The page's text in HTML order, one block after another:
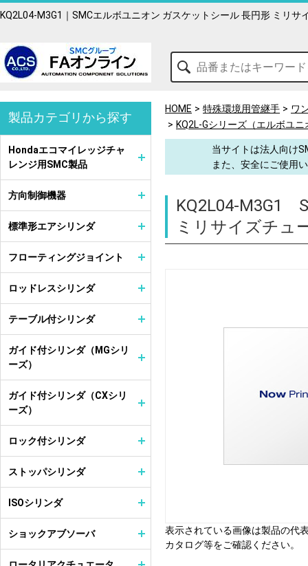
KQ2L04-M3G1｜SMCエルボユニオン ガスケットシール 長円形 ミリ
HOME 特殊環境用管継手
ワ
KQ2L-Gシリーズ（エルボユ
当サイトは法人向け
また、安全にご使用
KQ2L04-M3G1
ミリサイズチュ
表示されている画像は製品の代
カタログ等をご確認ください。
製品カテゴリから探す
Hondaエコマイレッジチャ
レンジ用SMC製品
方向制御機器
標準形エアシリンダ
フローティングジョイント
ロッドレスシリンダ
テーブル付シリンダ
ガイド付シリンダ（MGシリ
ーズ）
ガイド付シリンダ（CXシリ
ーズ）
ロック付シリンダ
ストッパシリンダ
ISOシリンダ
ショックアブソーバ